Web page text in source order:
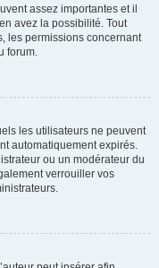
assez importantes et il
avez la possibilité. Tout
les permissions concernant
forum.
les utilisateurs ne peuvent
automatiquement expirés.
ou un modérateur du
verrouiller vos